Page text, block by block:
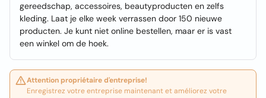
gereedschap, accessoires, beautyproducten en zelfs
kleding. Laat je elke week verrassen door 150 nieuwe
producten. Je kunt niet online bestellen, maar er is vast
een winkel om de hoek.
Attention propriétaire d'entreprise!
Enregistrez votre entreprise maintenant et améliorez votre